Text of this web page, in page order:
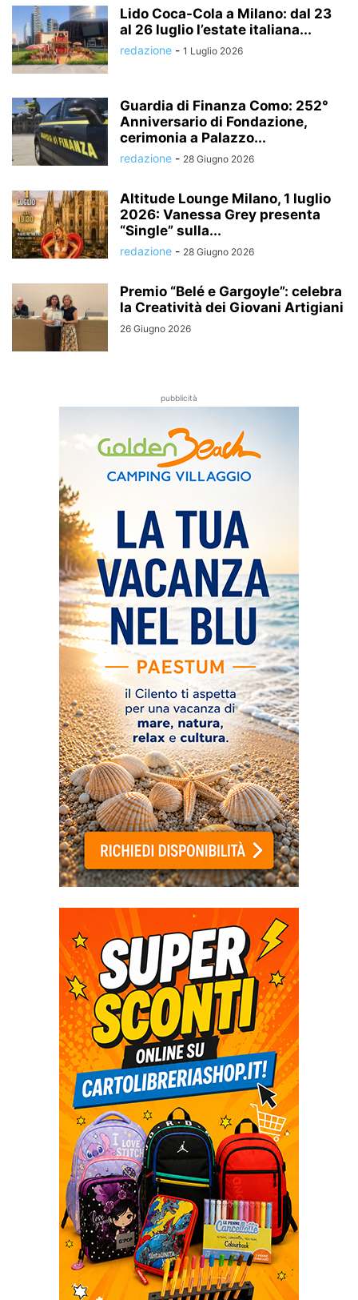
Lido Coca-Cola a Milano: dal 23
al 26 luglio l’estate italiana...
redazione - 1 Luglio 2026
Guardia di Finanza Como: 252°
Anniversario di Fondazione,
cerimonia a Palazzo...
redazione - 28 Giugno 2026
Altitude Lounge Milano, 1 luglio
2026: Vanessa Grey presenta
“Single” sulla...
redazione - 28 Giugno 2026
Premio “Belé e Gargoyle”: celebra
la Creatività dei Giovani Artigiani
26 Giugno 2026
pubblicità